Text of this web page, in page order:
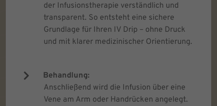
der Infusionstherapie verständlich und
transparent. So entsteht eine sichere
Grundlage für Ihren IV Drip – ohne Druck
und mit klarer medizinischer Orientierung.
Behandlung:
Anschließend wird die Infusion über eine
Vene am Arm oder Handrücken angelegt.